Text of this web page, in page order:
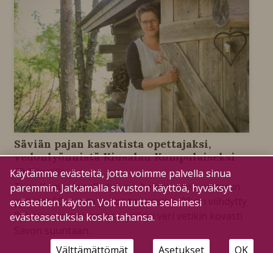
Säviän pajan kasvatista opettajaksi,
vedonlyönnistä Kiusalan Kumpulaiseksi
Tilaajille 28.7.2026
Tiina Kumpulaisella tuli nyt heinäkuussa mittariin
pyöreät 50 vuotta ja noista vuosista 20 on viihdytty
Pyhäjärven maisemissa, vaikka veri vetikin kovasti
Käytämme evästeitä, jotta voimme palvella sinua
paremmin. Jatkamalla sivuston käyttöä, hyväksyt
evästeiden käytön. Voit muuttaa selaimesi
evästeasetuksia koska tahansa.
Välttämättömät Asetukset OK